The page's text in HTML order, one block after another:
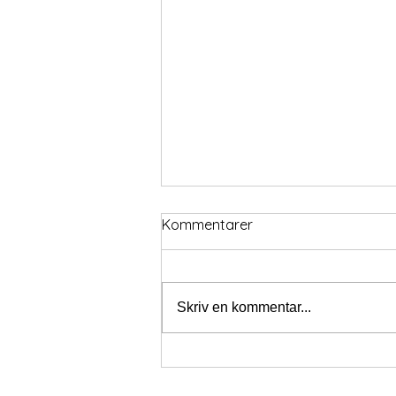
Kommentarer
Skriv en kommentar...